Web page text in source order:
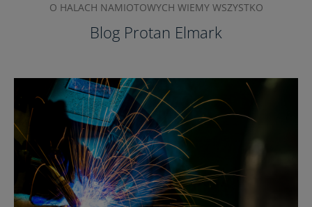
O HALACH NAMIOTOWYCH WIEMY WSZYSTKO
Blog Protan Elmark